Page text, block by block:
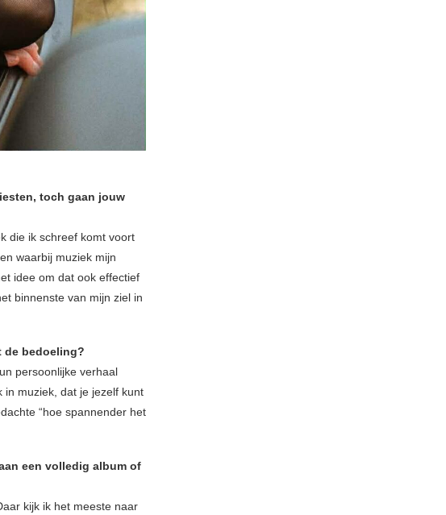
toch gaan jouw
die ik schreef komt voort
waarbij muziek mijn
idee om dat ook effectief
binnenste van mijn ziel in
de bedoeling?
persoonlijke verhaal
in muziek, dat je jezelf kunt
“hoe spannender het
een volledig album of
kijk ik het meeste naar